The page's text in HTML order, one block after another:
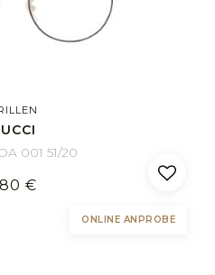
001 51/20
€
ONLINE ANPROBE